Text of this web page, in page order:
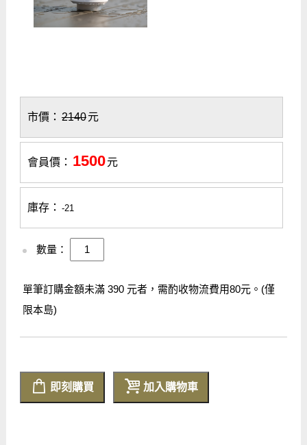
市價： 2140元
會員價： 1500元
庫存： -21
數量：
單筆訂購金額未滿 390 元者，需酌收物流費用80元。(僅
限本島)
即刻購買 加入購物車